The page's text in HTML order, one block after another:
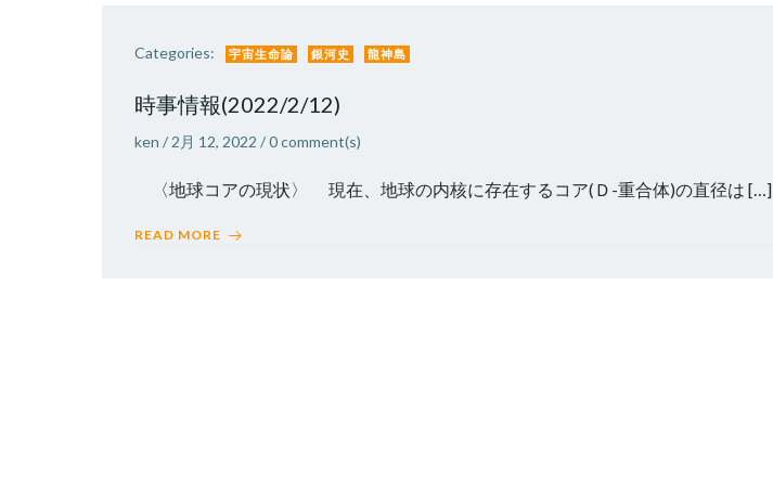
Categories: 宇宙生命論 銀河史 龍神島
時事情報(2022/2/12)
ken / 2月 12, 2022 /0comment(s)
〈地球コアの現状〉 現在、地球の内核に存在するコア(Ｄ-重合体)の直径は […]
READ MORE